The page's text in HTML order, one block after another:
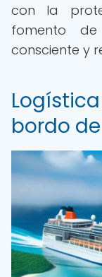
con la
fomento
consciente y
bordo